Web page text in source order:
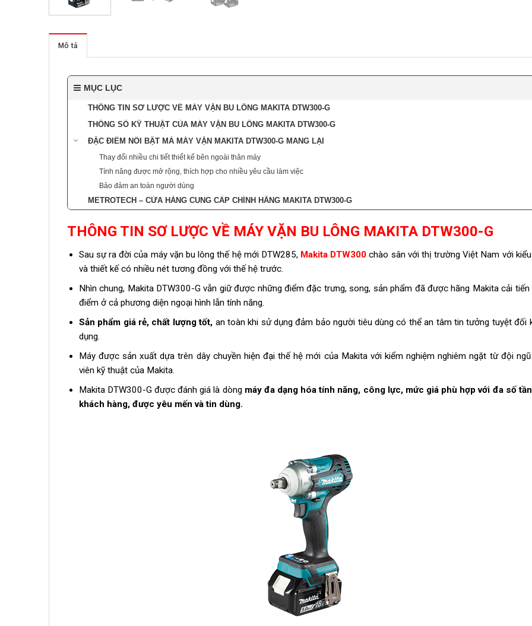
Mô tả
MỤC LỤC
THÔNG TIN SƠ LƯỢC VỀ MÁY VẶN BU LÔNG MAKITA DTW300-G
THÔNG SỐ KỸ THUẬT CỦA MÁY VẶN BU LÔNG MAKITA DTW300-G
ĐẶC ĐIỂM NỔI BẬT MÀ MÁY VẶN MAKITA DTW300-G MANG LẠI
Thay đổi nhiều chi tiết thiết kế bên ngoài thân máy
Tính năng được mở rộng, thích hợp cho nhiều yêu cầu làm việc
Bảo đảm an toàn người dùng
METROTECH – CỬA HÀNG CUNG CẤP CHÍNH HÃNG MAKITA DTW300-G
THÔNG TIN SƠ LƯỢC VỀ MÁY VẶN BU LÔNG MAKITA DTW300-G
Sau sự ra đời của máy vặn bu lông thế hệ mới DTW285, Makita DTW300 chào sân với thị trường Việt Nam với
và thiết kế có nhiều nét tương đồng với thế hệ trước.
Nhìn chung, Makita DTW300-G vẫn giữ được những điểm đặc trưng, song, sản phẩm đã được hãng Makita cải tiến
điểm ở cả phương diện ngoại hình lẫn tính năng.
Sản phẩm giá rẻ, chất lượng tốt, an toàn khi sử dụng đảm bảo người tiêu dùng có thể an tâm tin tưởng tuyệt đối
dụng.
Máy được sản xuất dựa trên dây chuyền hiện đại thế hệ mới của Makita với kiểm nghiệm nghiêm ngặt từ đội
viên kỹ thuật của Makita.
Makita DTW300-G được đánh giá là dòngmáy đa dạng hóa tính năng, công lực, mức giá phù hợp với đa số
khách hàng, được yêu mến và tin dùng.